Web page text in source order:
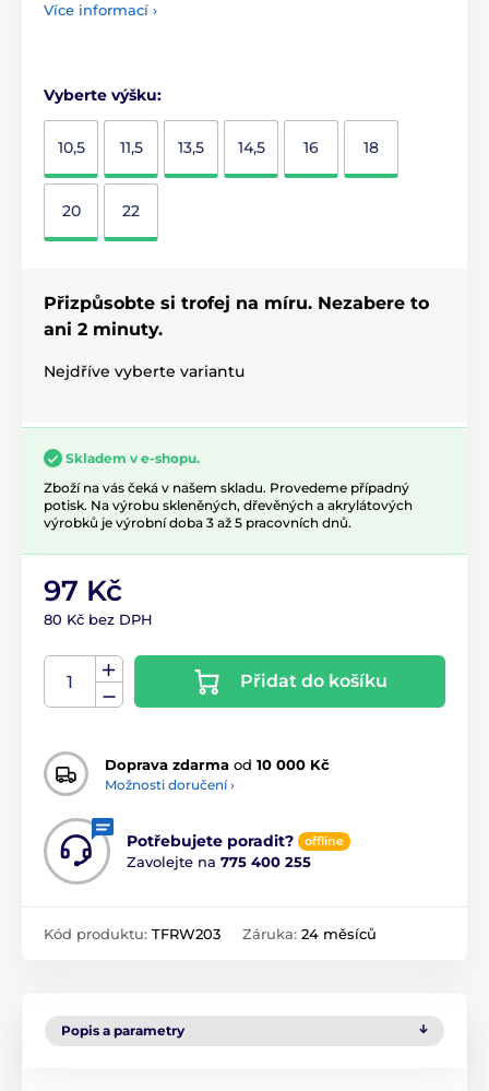
Více informací ›
Vyberte výšku:
10,5 11,5 13,5 14,5 16 18
20 22
Přizpůsobte si trofej na míru. Nezabere to
ani 2 minuty.
Nejdříve vyberte variantu
Skladem v e-shopu.
Zboží na vás čeká v našem skladu. Provedeme případný
potisk. Na výrobu skleněných, dřevěných a akrylátových
výrobků je výrobní doba 3 až 5 pracovních dnů.
97 Kč
80 Kč bez DPH
Přidat do košíku
Doprava zdarma od 10 000 Kč
Možnosti doručení ›
Potřebujete poradit? offline
Zavolejte na 775 400 255
Kód produktu: TFRW203 Záruka: 24 měsíců
Popis a parametry